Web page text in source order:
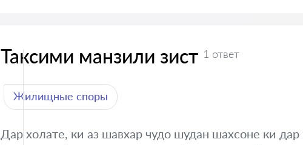
Таксими манзили зист 1 ответ
Жилищные споры
Дар холате, ки аз шавхар чудо шудан шахсоне ки дар